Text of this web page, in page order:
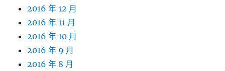
2016 年 12 月
2016 年 11 月
2016 年 10 月
2016 年 9 月
2016 年 8 月